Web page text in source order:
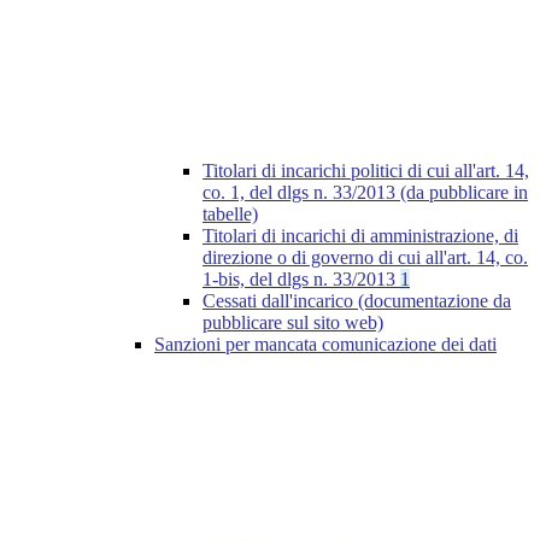
Titolari di incarichi politici di cui all'art. 14,
co. 1, del dlgs n. 33/2013 (da pubblicare in
tabelle)
Titolari di incarichi di amministrazione, di
direzione o di governo di cui all'art. 14, co.
1-bis, del dlgs n. 33/2013 1
Cessati dall'incarico (documentazione da
pubblicare sul sito web)
Sanzioni per mancata comunicazione dei dati